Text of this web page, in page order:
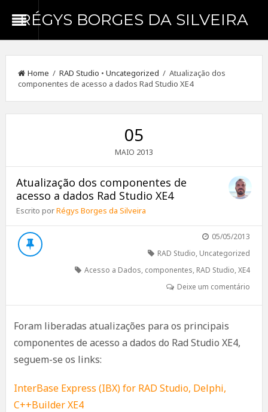
RÉGYS BORGES DA SILVEIRA
Home / RAD Studio • Uncategorized / Atualização dos
componentes de acesso a dados Rad Studio XE4
05
MAIO 2013
Atualização dos componentes de
acesso a dados Rad Studio XE4
Escrito porRégys Borges da Silveira
05/05/2013
RAD Studio, Uncategorized
Acesso a Dados, componentes, RAD Studio,XE4
Deixe um comentário
Foram liberadas atualizações para os principais
componentes de acesso a dados do Rad Studio XE4,
seguem-se os links:
InterBase Express (IBX) for RAD Studio, Delphi,
C++Builder XE4